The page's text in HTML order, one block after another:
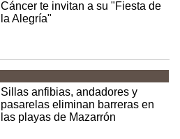
Cáncer te invitan a su "Fiesta de
la Alegría"
Sillas anfibias, andadores y
pasarelas eliminan barreras en
las playas de Mazarrón